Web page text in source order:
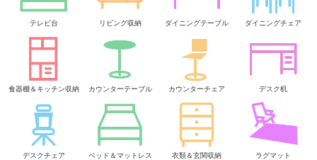
テレビ台 リビング収納 ダイニングテーブル ダイニングチェア
食器棚＆キッチン収納 カウンターテーブル カウンターチェア デスク机
デスクチェア ベッド＆マットレス 衣類＆玄関収納 ラグマット